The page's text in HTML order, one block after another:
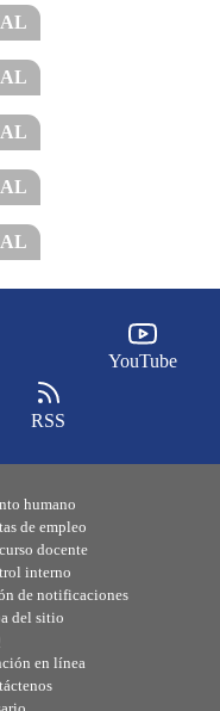
YouTube
RSS
humano
de empleo
docente
interno
de notificaciones
del sitio
en línea